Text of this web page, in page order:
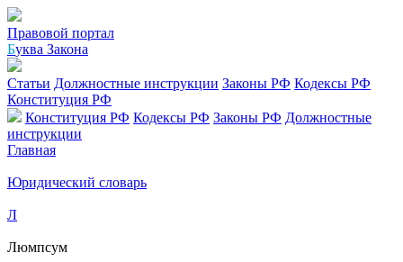
Правовой портал
Буква Закона
Статьи Должностные инструкции Законы РФ Кодексы РФ
Конституция РФ
Конституция РФ Кодексы РФ Законы РФ Должностные
инструкции
Главная
Юридический словарь
Л
Люмпсум